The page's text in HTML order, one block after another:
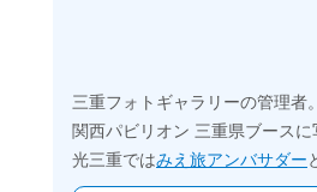
三重フォトギャラリーの管理者
関西パビリオン 三重県ブースに
光三重ではみえ旅アンバサダー